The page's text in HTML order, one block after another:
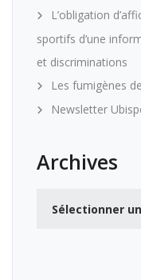
L’obligation
sportifs d’une
et discriminations
Les fumigènes
Newsletter
Archives